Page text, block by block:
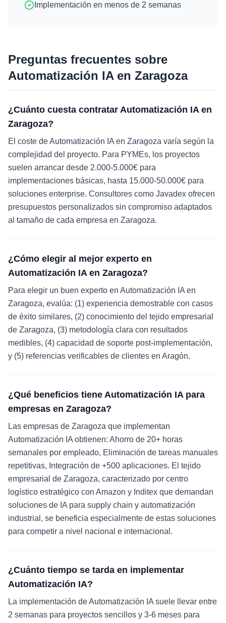
Implementación en menos de 2 semanas
Preguntas frecuentes sobre
Automatización IAen Zaragoza
¿Cuánto cuesta contratar Automatización IA en
Zaragoza?
El coste de Automatización IA en Zaragoza varía según la
complejidad del proyecto. Para PYMEs, los proyectos
suelen arrancar desde 2.000-5.000€ para
implementaciones básicas, hasta 15.000-50.000€ para
soluciones enterprise. Consultores como Javadex ofrecen
presupuestos personalizados sin compromiso adaptados
al tamaño de cada empresa en Zaragoza.
¿Cómo elegir al mejor experto en
Automatización IA en Zaragoza?
Para elegir un buen experto en Automatización IA en
Zaragoza, evalúa: (1) experiencia demostrable con casos
de éxito similares, (2) conocimiento del tejido empresarial
de Zaragoza, (3) metodología clara con resultados
medibles, (4) capacidad de soporte post-implementación,
y (5) referencias verificables de clientes en Aragón.
¿Qué beneficios tiene Automatización IA para
empresas en Zaragoza?
Las empresas de Zaragoza que implementan
Automatización IA obtienen: Ahorro de 20+ horas
semanales por empleado, Eliminación de tareas manuales
repetitivas, Integración de +500 aplicaciones. El tejido
empresarial de Zaragoza, caracterizado por centro
logístico estratégico con Amazon y Inditex que demandan
soluciones de IA para supply chain y automatización
industrial, se beneficia especialmente de estas soluciones
para competir a nivel nacional e internacional.
¿Cuánto tiempo se tarda en implementar
Automatización IA?
La implementación de Automatización IA suele llevar entre
2 semanas para proyectos sencillos y 3-6 meses para